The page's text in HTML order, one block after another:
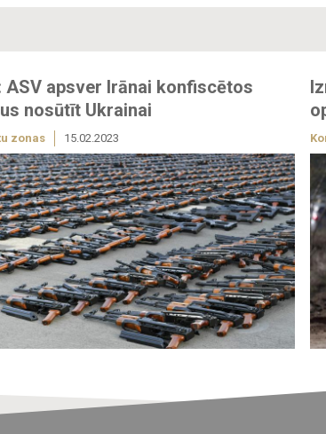
ASV apsver Irānai konfiscētos
nosūtīt Ukrainai
zonas 15.02.2023